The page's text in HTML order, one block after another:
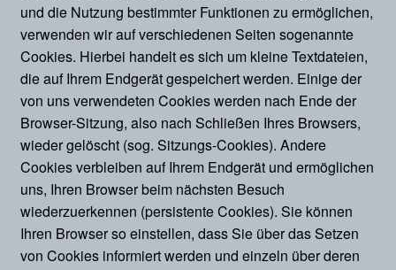
und die Nutzung bestimmter Funktionen zu ermöglichen,
verwenden wir auf verschiedenen Seiten sogenannte
Cookies. Hierbei handelt es sich um kleine Textdateien,
die auf Ihrem Endgerät gespeichert werden. Einige der
von uns verwendeten Cookies werden nach Ende der
Browser-Sitzung, also nach Schließen Ihres Browsers,
wieder gelöscht (sog. Sitzungs-Cookies). Andere
Cookies verbleiben auf Ihrem Endgerät und ermöglichen
uns, Ihren Browser beim nächsten Besuch
wiederzuerkennen (persistente Cookies). Sie können
Ihren Browser so einstellen, dass Sie über das Setzen
von Cookies informiert werden und einzeln über deren